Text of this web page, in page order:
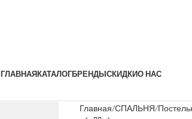
ГЛАВНАЯКАТАЛОГБРЕНДЫСКИДКИО НАС
Главная СПАЛЬНЯ